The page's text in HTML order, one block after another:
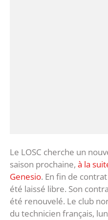
Le LOSC cherche un
saison prochaine, à la
Genesio. En fin de
été laissé libre. Son
été renouvelé. Le club
du technicien français,